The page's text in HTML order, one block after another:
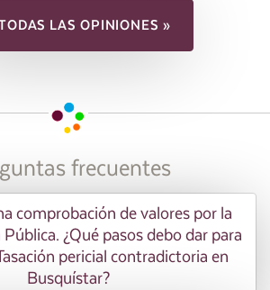
LAS OPINIONES »
frecuentes
comprobación de valores por la
¿Qué pasos debo dar para
pericial contradictoria en
Busquístar?